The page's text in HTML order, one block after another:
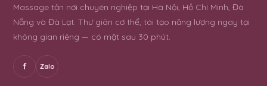
Massage tận nơi chuyên nghiệp tại Hà Nội, Hồ Chí Minh, Đà
Nẵng và Đà Lạt. Thư giãn cơ thể, tái tạo năng lượng ngay tại
không gian riêng — có mặt sau 30 phút.
f Zalo